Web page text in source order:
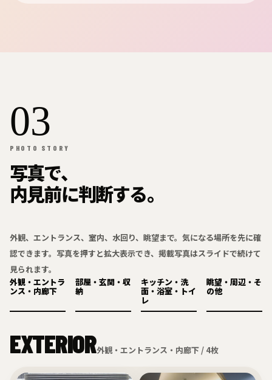
03
PHOTO STORY
写真で、
内見前に判断する。
外観、エントランス、室内、水回り、眺望まで。気になる場所を先に確
認できます。写真を押すと拡大表示でき、掲載写真はスライドで続けて
見られます。
外観・エントラ
ンス・内廊下
部屋・玄関・収
納
キッチン・洗
面・浴室・トイ
レ
眺望・周辺・そ
の他
EXTERIOR外観・エントランス・内廊下 / 4枚